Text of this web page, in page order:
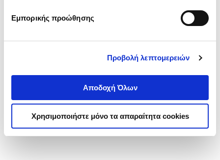
Εμπορικής προώθησης
Προβολή λεπτομερειών
Αποδοχή Όλων
Χρησιμοποιήστε μόνο τα απαραίτητα cookies